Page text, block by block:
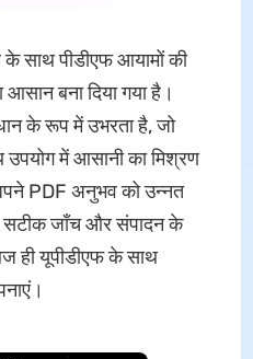
साथ पीडीएफ आयामों की
बना दिया गया है।
के रूप में उभरता है, जो
में आसानी का मिश्रण
PDF अनुभव को उन्नत
जाँच और संपादन के
ही यूपीडीएफ के साथ